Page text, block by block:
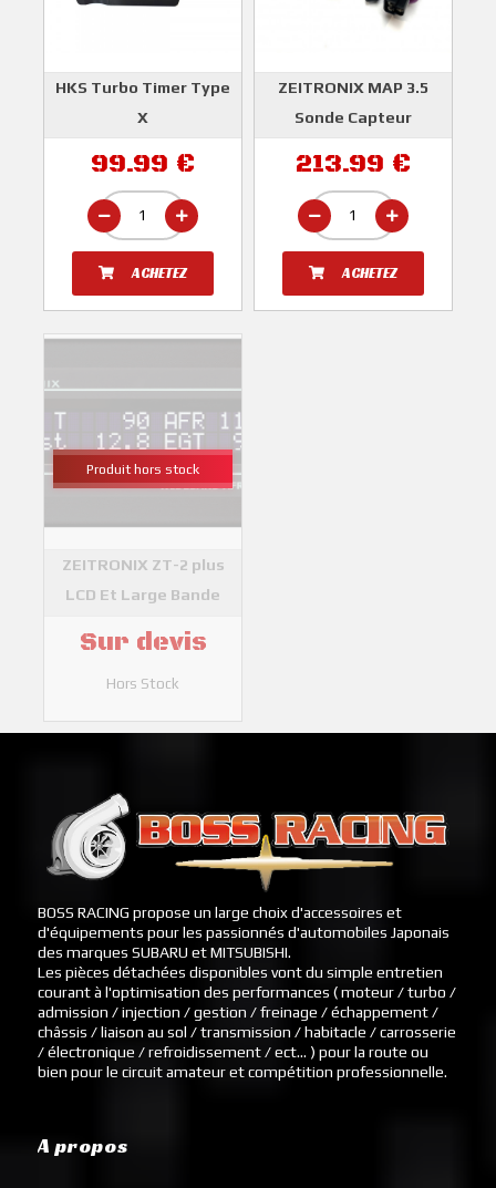
HKS Turbo Timer Type
X
99.99 €
ACHETEZ
ZEITRONIX MAP 3.5
Sonde Capteur
(150psi)
ZEITRONIX
213.99 €
ACHETEZ
ZEITRONIX ZT-2 plus
LCD Et Large Bande
Sur devis
Hors Stock
Produit hors stock
BOSS RACING propose un large choix d'accessoires et
d'équipements pour les passionnés d'automobiles Japonais
des marques SUBARU et MITSUBISHI.
Les pièces détachées disponibles vont du simple entretien
courant à l'optimisation des performances ( moteur / turbo /
admission / injection / gestion / freinage / échappement /
châssis / liaison au sol / transmission / habitacle / carrosserie
/ électronique / refroidissement / ect... ) pour la route ou
bien pour le circuit amateur et compétition professionnelle.
A propos